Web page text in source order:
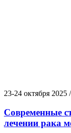
23-24 октября
Современные
лечении рака